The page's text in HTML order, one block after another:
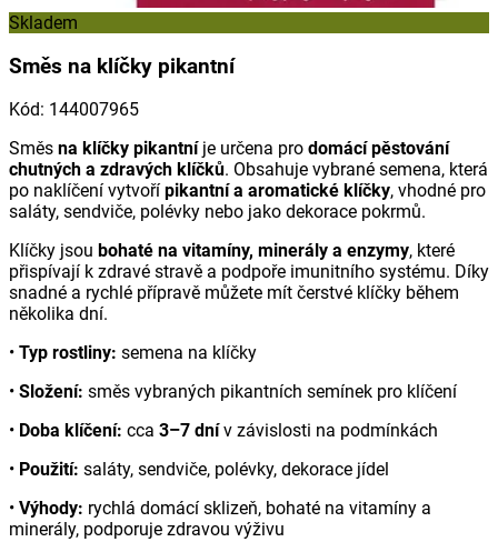
Skladem
Směs na klíčky pikantní
Kód: 144007965
Směs na klíčky pikantníje určena pro domácí pěstování
chutných a zdravých klíčků. Obsahuje vybrané semena, která
po naklíčení vytvoří pikantní a aromatické klíčky, vhodné pro
saláty, sendviče, polévky nebo jako dekorace pokrmů.
Klíčky jsou bohaté na vitamíny, minerály a enzymy, které
přispívají k zdravé stravě a podpoře imunitního systému. Díky
snadné a rychlé přípravě můžete mít čerstvé klíčky během
několika dní.
• Typ rostliny: semena na klíčky
• Složení: směs vybraných pikantních semínek pro klíčení
• Doba klíčení: cca 3–7 dnív závislosti na podmínkách
• Použití: saláty, sendviče, polévky, dekorace jídel
• Výhody: rychlá domácí sklizeň, bohaté na vitamíny a
minerály, podporuje zdravou výživu